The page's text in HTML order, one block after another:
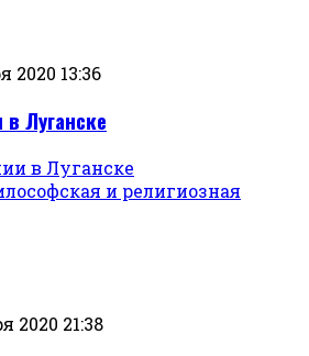
2020 13:36
Луганске
и религиозная
2020 21:38